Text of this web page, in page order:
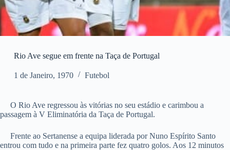
Rio Ave segue em frente na Taça de Portugal
1 de Janeiro, 1970 Futebol
O Rio Ave regressou às vitórias no seu estádio e carimbou a
passagem à V Eliminatória da Taça de Portugal.
Frente ao Sertanense a equipa liderada por Nuno Espírito Santo
entrou com tudo e na primeira parte fez quatro golos. Aos 12 minutos